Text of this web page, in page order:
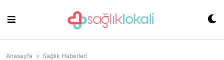
content
Anasayfa » Sağlık Haberleri